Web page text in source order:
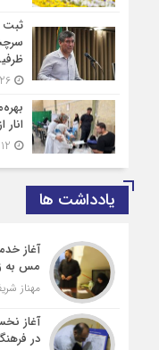
ثبت
26 خرداد 1405 - 12:31
یادداشت ها
آغاز
مس به
مهناز
آغاز
در